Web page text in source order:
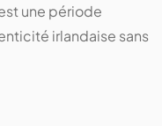
une période
irlandaise sans